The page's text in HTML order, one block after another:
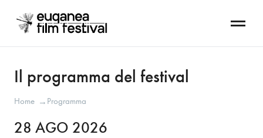
Il programma del festival
Home → Programma
28 AGO 2026